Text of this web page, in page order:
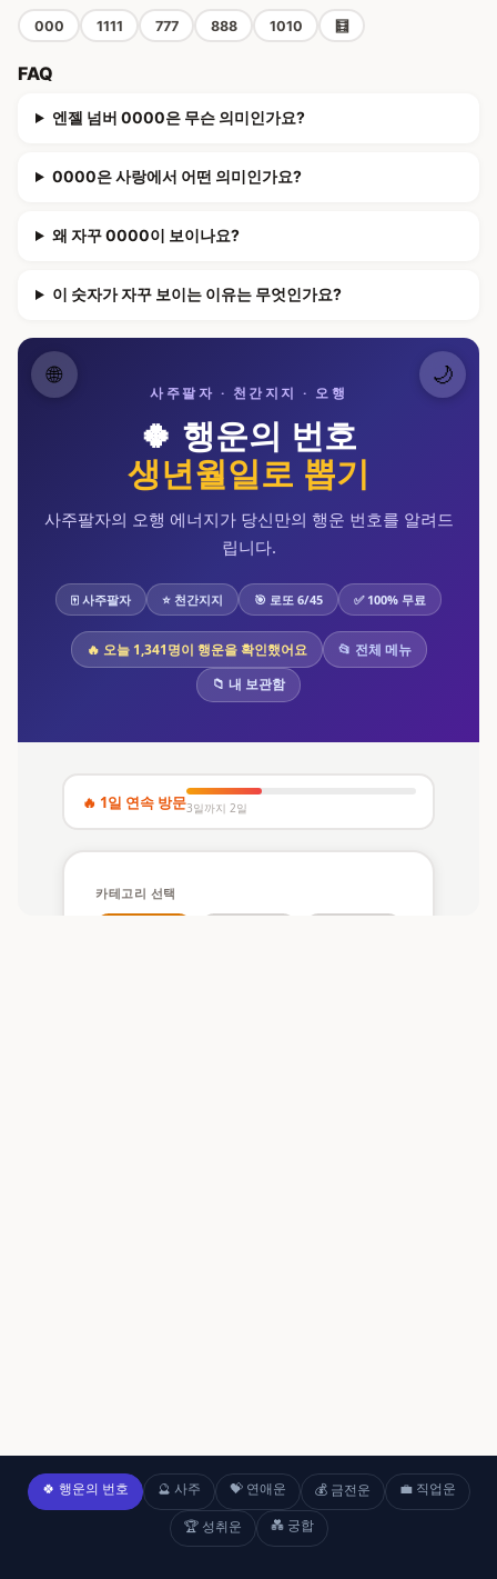
000 1111 777 888 1010 🧮
FAQ
엔젤 넘버 0000은 무슨 의미인가요?
0000은 사랑에서 어떤 의미인가요?
왜 자꾸 0000이 보이나요?
이 숫자가 자꾸 보이는 이유는 무엇인가요?
🍀 행운의 번호 🔮 사주 💝 연애운 💰 금전운 💼 직업운
🏆 성취운 💑 궁합